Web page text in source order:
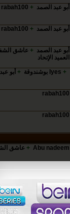
أبو عبد الصمد +
rabah100
أبو عبد الصمد +
rabah100
أبو عبد الصمد + عاشق
العميد الإتحاد
+ lyes بوشندوقة + أبو
rabah100
rabah100
Abu nadeem
+ عاشق